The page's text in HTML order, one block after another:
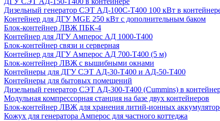
Дизельный генератор СЭТ АД-100С-Т400 100 кВт в
Контейнер для ДГУ MGE 250 кВт с дополнительным баком
Блок-контейнер ЛВЖ ПБК-4
Контейнер для ДГУ Амперос АД 1000-Т400
Блок-контейнер связи и серверная
Контейнер для ДГУ Амперос АД 700-Т400 (5 м)
Блок-контейнер ЛВЖ с вышибными окнами
Контейнеры для ДГУ СЭТ АД-30-Т400 и АД-50-Т400
Контейнеры для бытовых помещений
Дизельный генератор СЭТ АД-300-Т400 (Cummins) в
Модульная компрессорная станция на базе двух контейнеров
Блок-контейнер ЛВЖ для хранения литий-ионных
Кожух для генератора Амперос для частного коттеджа